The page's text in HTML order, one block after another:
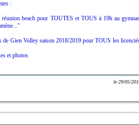
:
réunion beach pour TOUTES et TOUS à 19h au
de Gien Volley saison 2018/2019 pour TOUS les
et photos
le29/05/